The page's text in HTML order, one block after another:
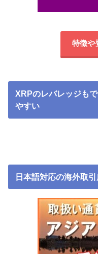
特徴や
XRPのレバレッジも
やすい
日本語対応の海外取